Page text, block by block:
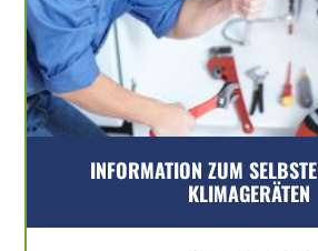
INFORMATION ZUM
KLIMAGERÄTEN